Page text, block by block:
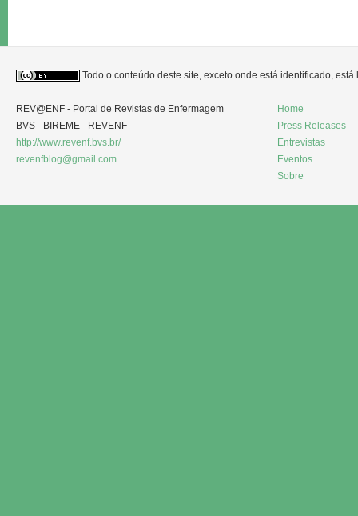
Todo o conteúdo deste site, exceto onde está identificado,
REV@ENF - Portal de Revistas de Enfermagem
BVS - BIREME - REVENF
http://www.revenf.bvs.br/
revenfblog@gmail.com
Home
Press Releases
Entrevistas
Eventos
Sobre